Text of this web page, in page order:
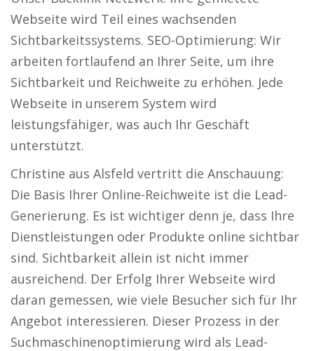
Webseite wird Teil eines wachsenden
Sichtbarkeitssystems. SEO-Optimierung: Wir
arbeiten fortlaufend an Ihrer Seite, um ihre
Sichtbarkeit und Reichweite zu erhöhen. Jede
Webseite in unserem System wird
leistungsfähiger, was auch Ihr Geschäft
unterstützt.
Christine aus Alsfeld vertritt die Anschauung:
Die Basis Ihrer Online-Reichweite ist die Lead-
Generierung. Es ist wichtiger denn je, dass Ihre
Dienstleistungen oder Produkte online sichtbar
sind. Sichtbarkeit allein ist nicht immer
ausreichend. Der Erfolg Ihrer Webseite wird
daran gemessen, wie viele Besucher sich für Ihr
Angebot interessieren. Dieser Prozess in der
Suchmaschinenoptimierung wird als Lead-